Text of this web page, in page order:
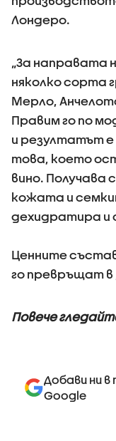
Лондеро.
„За направата
няколко сорта
Мерло,
Правим го по
и резултатът е
това, което
вино.
кожата и
дехидратира и
Ценните
го превръщат в
Повече
Добави ни в
Google